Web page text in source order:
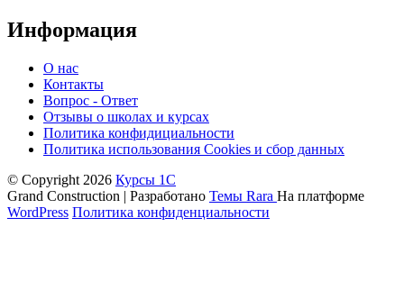
Информация
О нас
Контакты
Вопрос - Ответ
Отзывы о школах и курсах
Политика конфидициальности
Политика использования Cookies и сбор данных
© Copyright 2026 Курсы 1С
Grand Construction | Разработано Темы Rara На платформе
WordPress Политика конфиденциальности